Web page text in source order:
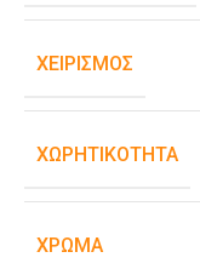
ΧΕΙΡΙΣΜΌΣ
ΧΩΡΗΤΙΚΌΤΗΤΑ
ΧΡΏΜΑ